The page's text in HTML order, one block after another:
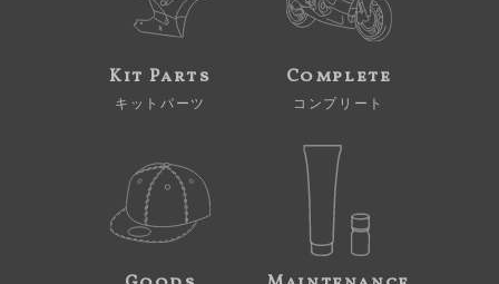
Kit Parts
キットパーツ
Complete
コンプリート